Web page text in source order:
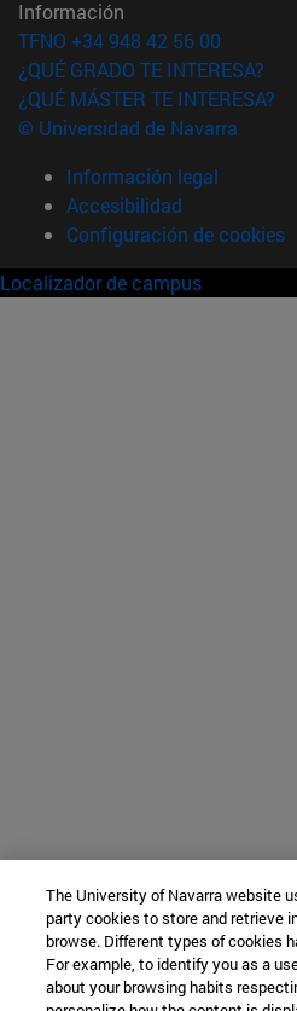
Información
TFNO +34 948 42 56 00
¿QUÉ GRADO TE INTERESA?
¿QUÉ MÁSTER TE INTERESA?
© Universidad de Navarra
Información legal
Accesibilidad
Configuración de cookies
Localizador de campus
The University of Navarra website
party cookies to store and retrieve
browse. Different types of cookies
For example, to identify you as a
about your browsing habits